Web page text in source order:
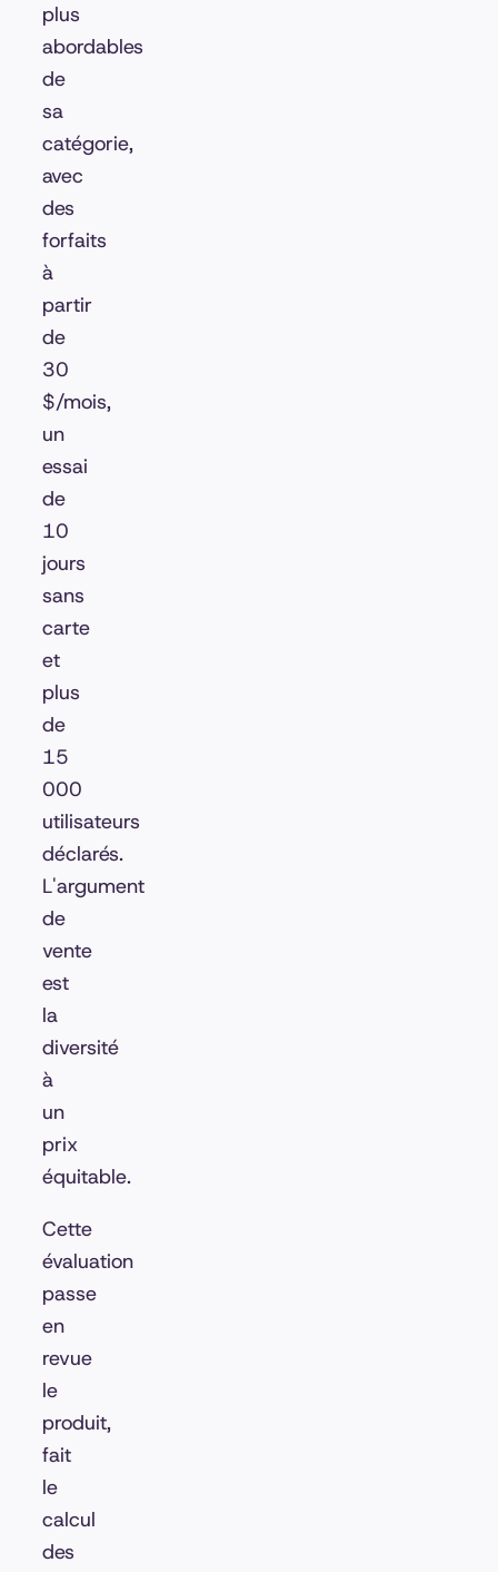
plus
abordables
de
sa
catégorie,
avec
des
forfaits
à
partir
de
30
$/mois,
un
essai
de
10
jours
sans
carte
et
plus
de
15
000
utilisateurs
déclarés.
L'argument
de
vente
est
la
diversité
à
un
prix
équitable.
Cette
évaluation
passe
en
revue
le
produit,
fait
le
calcul
des